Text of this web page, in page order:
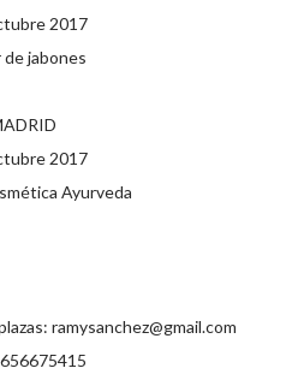
2017
de jabones
2017
Ayurveda
ramysanchez@gmail.com
656675415